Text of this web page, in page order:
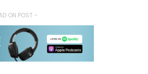
ON POST -